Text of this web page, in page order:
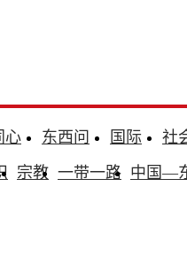
心 东西问 国际
社
宗教 一带一路 中国—